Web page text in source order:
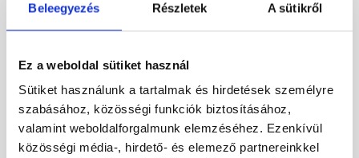
Beleegyezés Részletek A sütikről
Ez a weboldal sütiket használ
Sütiket használunk a tartalmak és hirdetések személyre
szabásához, közösségi funkciók biztosításához,
valamint weboldalforgalmunk elemzéséhez. Ezenkívül
közösségi média-, hirdető- és elemező partnereinkkel
Terrán Synus műanyag
alapcserép DN110 tégla
Terrán Synus műanyag
alapcserép DN110 fekete